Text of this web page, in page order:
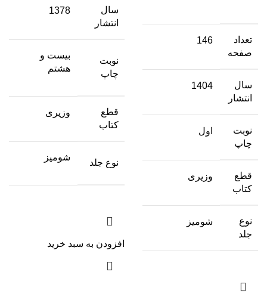
تعداد
صفحه
146
سال
انتشار
1404
نوبت
چاپ
اول
قطع
کتاب
وزیری
نوع
جلد
شومیز
سال
انتشار
1378
نوبت
چاپ
بیست و
هشتم
قطع
کتاب
وزیری
نوع جلد
شومیز
افزودن به سبد خرید